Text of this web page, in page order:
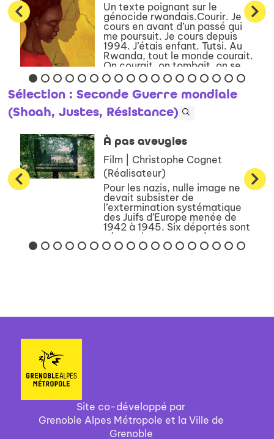
Un texte poignant sur le
génocide rwandais.Courir. Je
cours en avant d’un passé qui
me poursuit. Je cours depuis
1994. J’étais enfant. Tutsi. Au
Rwanda, tout le monde courait.
On courait, on tombait, on se
cachait. Hutus contre Tu...
Sélection : Seconde Guerre mondiale
(Shoah, Justes, Résistance)
À pas aveugles
Film | Christophe Cognet
(Réalisateur)
Pour les nazis, nulle image ne
devait subsister de
l’extermination systématique
des Juifs d’Europe menée de
1942 à 1945. Six déportés sont
néanmoins parvenus à
photographier clandestinement
Site co-développé par
Grenoble Alpes Métropole et la Ville de
Grenoble